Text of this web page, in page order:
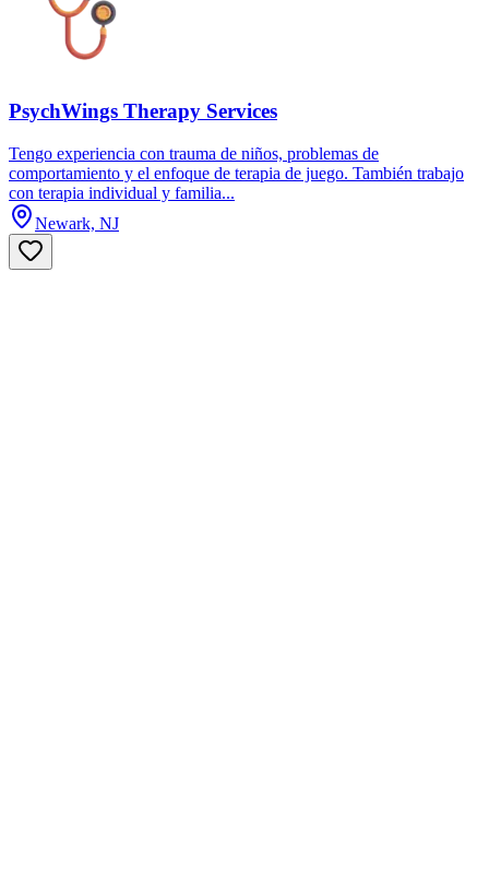
PsychWings Therapy Services
Tengo experiencia con trauma de niños, problemas de
comportamiento y el enfoque de terapia de juego. También trabajo
con terapia individual y familia...
Newark, NJ